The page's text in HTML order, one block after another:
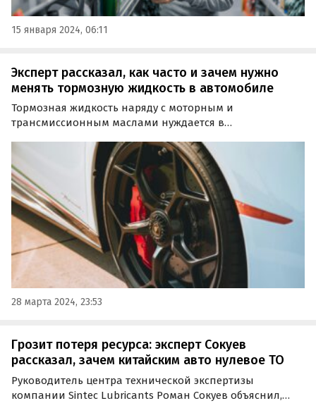
15 января 2024, 06:11
Эксперт рассказал, как часто и зачем нужно
менять тормозную жидкость в автомобиле
Тормозная жидкость наряду с моторным и
трансмиссионным маслами нуждается в
нужно менять ее, рассказал «Автоновостям
дня» технический директор международной сети
автосервисов Fit Service Никита…
28 марта 2024, 23:53
Грозит потеря ресурса: эксперт Сокуев
рассказал, зачем китайским авто нулевое ТО
Руководитель центра технической экспертизы
компании Sintec Lubricants Роман Сокуев объяснил,